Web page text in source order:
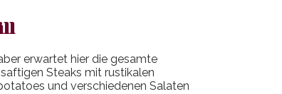
erwartet hier die gesamte
Steaks mit rustikalen
und verschiedenen Salaten